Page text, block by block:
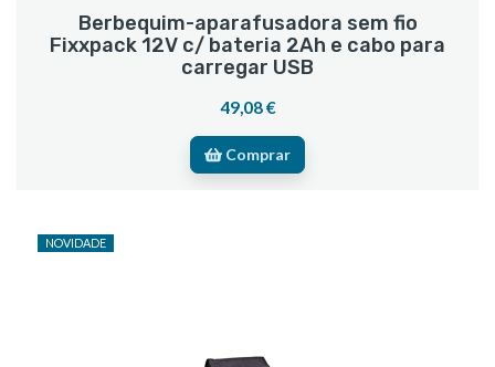
Berbequim-aparafusadora sem fio
Fixxpack 12V c/ bateria 2Ah e cabo para
carregar USB
49,08 €
Comprar
NOVIDADE